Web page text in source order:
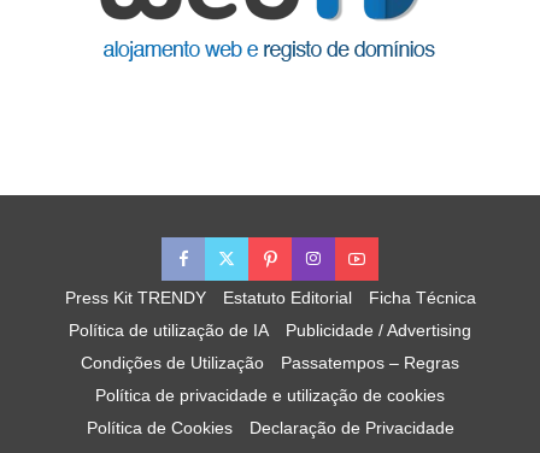
Press Kit TRENDY Estatuto Editorial
Ficha Técnica
Política de utilização de IA
Publicidade / Advertising
Condições de Utilização
Passatempos – Regras
Política de privacidade e utilização de cookies
Política de Cookies
Declaração de Privacidade